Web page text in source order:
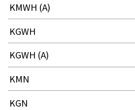
KMWH (A)
KGWH
KGWH (A)
KMN
KGN